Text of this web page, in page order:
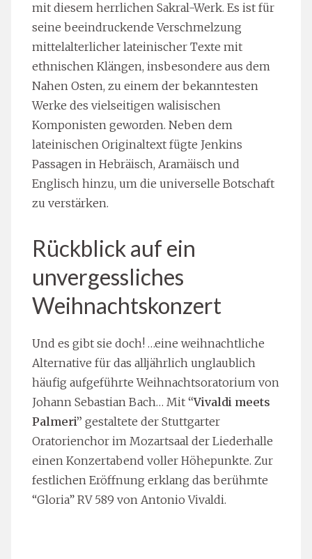
mit diesem herrlichen Sakral-Werk. Es ist für
seine beeindruckende Verschmelzung
mittelalterlicher lateinischer Texte mit
ethnischen Klängen, insbesondere aus dem
Nahen Osten, zu einem der bekanntesten
Werke des vielseitigen walisischen
Komponisten geworden. Neben dem
lateinischen Originaltext fügte Jenkins
Passagen in Hebräisch, Aramäisch und
Englisch hinzu, um die universelle Botschaft
zu verstärken.
Rückblick auf ein
unvergessliches
Weihnachtskonzert
Und es gibt sie doch! …eine weihnachtliche
Alternative für das alljährlich unglaublich
häufig aufgeführte Weihnachtsoratorium von
Johann Sebastian Bach… Mit “Vivaldi meets
Palmeri” gestaltete der Stuttgarter
Oratorienchor im Mozartsaal der Liederhalle
einen Konzertabend voller Höhepunkte. Zur
festlichen Eröffnung erklang das berühmte
“Gloria” RV 589 von Antonio Vivaldi.